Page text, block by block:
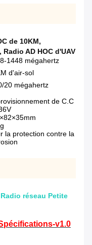
de 10KM,
, Radio AD HOC d'UAV
1448 mégahertz
d'air-sol
20 mégahertz
de C.C
la protection contre la
réseau Petite
v1.0